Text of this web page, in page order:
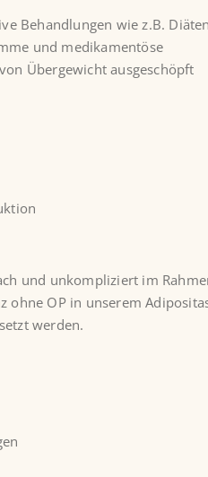
Behandlungen wie z.B.
und medikamentöse
Übergewicht ausgeschöpft
und unkompliziert im
ohne OP in unserem
werden.